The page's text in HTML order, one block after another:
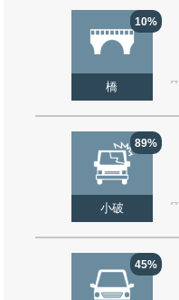
10%
橋
89%
小破
45%